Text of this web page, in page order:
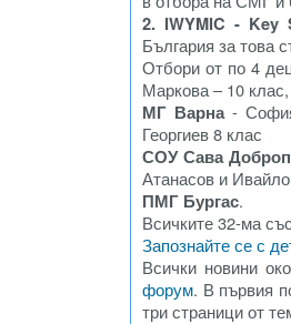
2. IWYMIC - Key
България за това
Отбори от по 4
Маркова – 10
МГ Варна- София
Георгиев 8 клас
СОУ Сава
Атанасов и Ивайло
ПМГ Бургас.
Всичките 32-ма
Запознайте се с
Всички новини
форум. В първия
три страници от